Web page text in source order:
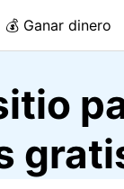
💰 Ganar dinero